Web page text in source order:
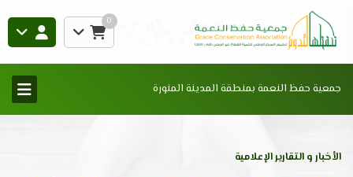
0
جمعية حفظ النعمة بمنطقة المدينة المنورة
الأخبار و التقارير الإعلامية